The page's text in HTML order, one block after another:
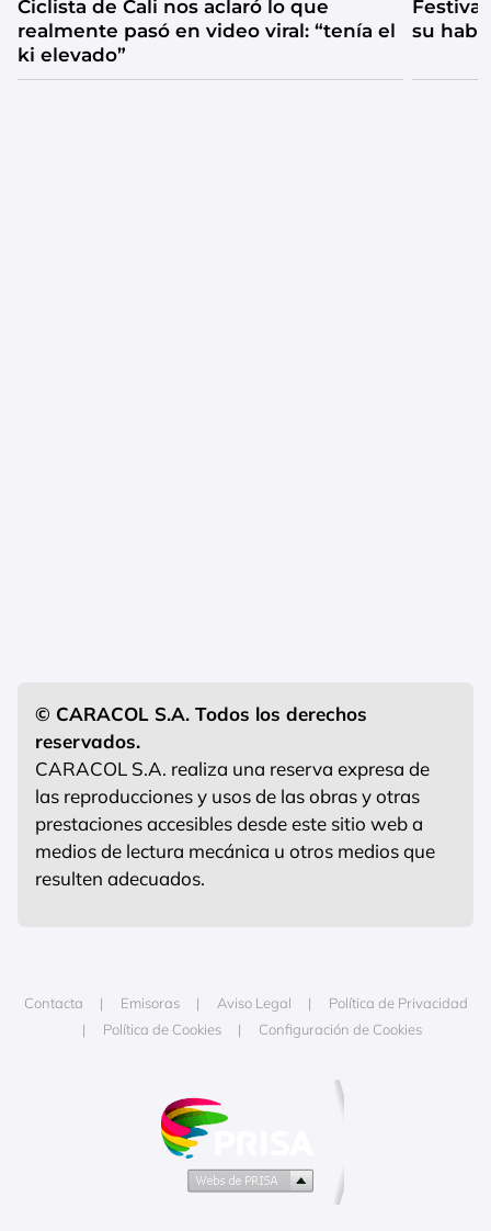
Ciclista de Cali nos aclaró lo que
realmente pasó en video viral: “tenía el
ki elevado”
su
© CARACOL S.A. Todos los derechos
reservados.
CARACOL S.A. realiza una reserva expresa de
las reproducciones y usos de las obras y otras
prestaciones accesibles desde este sitio web a
medios de lectura mecánica u otros medios que
resulten adecuados.
Contacta Emisoras Aviso Legal
Política de Privacidad
Política de Cookies
Configuración de Cookies